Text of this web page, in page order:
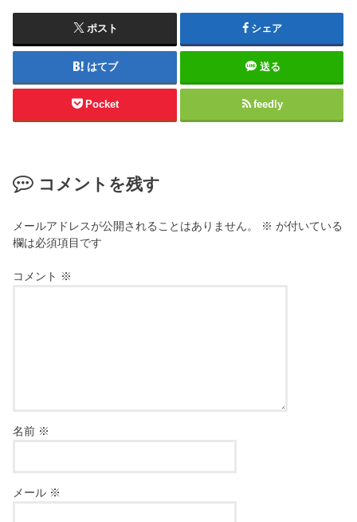
ポスト シェア
はてブ 送る
Pocket feedly
コメントを残す
メールアドレスが公開されることはありません。 ※ が付いている
欄は必須項目です
コメント ※
名前 ※
メール ※